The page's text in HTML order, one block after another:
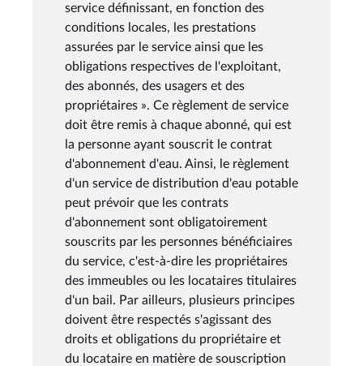
service définissant, en fonction des
conditions locales, les prestations
assurées par le service ainsi que les
obligations respectives de l'exploitant,
des abonnés, des usagers et des
propriétaires ». Ce règlement de service
doit être remis à chaque abonné, qui est
la personne ayant souscrit le contrat
d'abonnement d'eau. Ainsi, le règlement
d'un service de distribution d'eau potable
peut prévoir que les contrats
d'abonnement sont obligatoirement
souscrits par les personnes bénéficiaires
du service, c'est-à-dire les propriétaires
des immeubles ou les locataires titulaires
d'un bail. Par ailleurs, plusieurs principes
doivent être respectés s'agissant des
droits et obligations du propriétaire et
du locataire en matière de souscription